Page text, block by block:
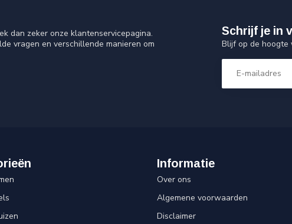
dan zeker onze klantenservicepagina.
vragen en verschillende manieren om
Schrijf je in
Blijf op de hoogte
Informatie
Over ons
Algemene voorwaarden
Disclaimer